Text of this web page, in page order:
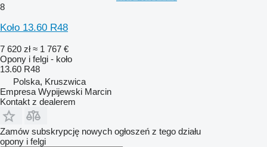
8
Koło 13.60 R48
7 620 zł ≈ 1 767 €
Opony i felgi - koło
13.60 R48
Polska, Kruszwica
Empresa Wypijewski Marcin
Kontakt z dealerem
Zamów subskrypcję nowych ogłoszeń z tego działu
opony i felgi